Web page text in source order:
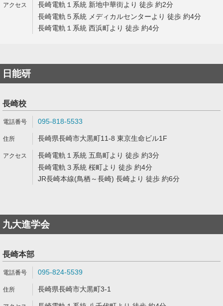
長崎電軌１系統 新地中華街より 徒歩 約2分
長崎電軌５系統 メディカルセンターより 徒歩 約4分
長崎電軌１系統 西浜町より 徒歩 約4分
日能研
長崎校
095-818-5533
長崎県長崎市大黒町11-8 東京生命ビル1F
長崎電軌１系統 五島町より 徒歩 約3分
長崎電軌３系統 桜町より 徒歩 約4分
JR長崎本線(鳥栖～長崎) 長崎より 徒歩 約6分
九大進学会
長崎本部
095-824-5539
長崎県長崎市大黒町3-1